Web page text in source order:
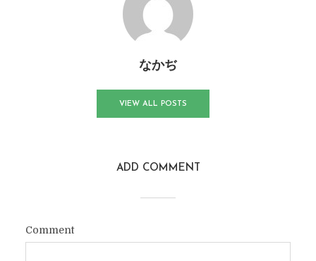
なかぢ
VIEW ALL POSTS
ADD COMMENT
Comment